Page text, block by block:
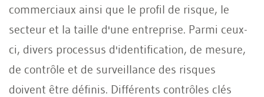
commerciaux ainsi que le profil de risque, le
secteur et la taille d'une entreprise. Parmi ceux-
ci, divers processus d'identification, de mesure,
de contrôle et de surveillance des risques
doivent être définis. Différents contrôles clés